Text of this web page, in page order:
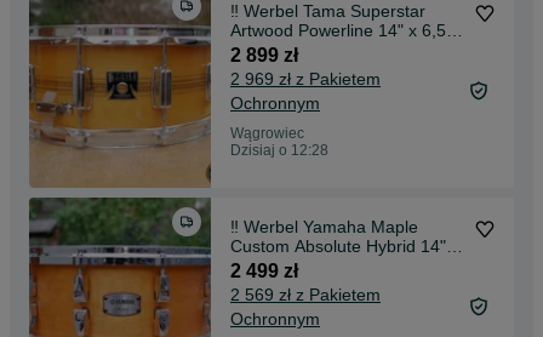
‼️ Werbel Tama Superstar
Artwood Powerline 14" x 6,5"
Japan ‼️
2 899 zł
2 969 zł z Pakietem
Ochronnym
Wągrowiec
Dzisiaj o 12:28
‼️ Werbel Yamaha Maple
Custom Absolute Hybrid 14" x
6" Vintage Nat ‼️
2 499 zł
2 569 zł z Pakietem
Ochronnym